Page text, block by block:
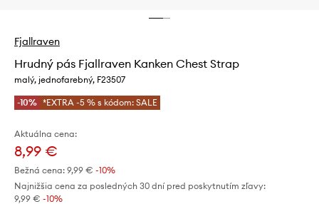
Fjallraven
Hrudný pás Fjallraven Kanken Chest Strap
malý, jednofarebný, F23507
-10% *EXTRA -5 % s kódom: SALE
Aktuálna cena:
8,99 €
Bežná cena: 9,99 € -10%
Najnižšia cena za posledných 30 dní pred poskytnutím zľavy:
9,99 € -10%